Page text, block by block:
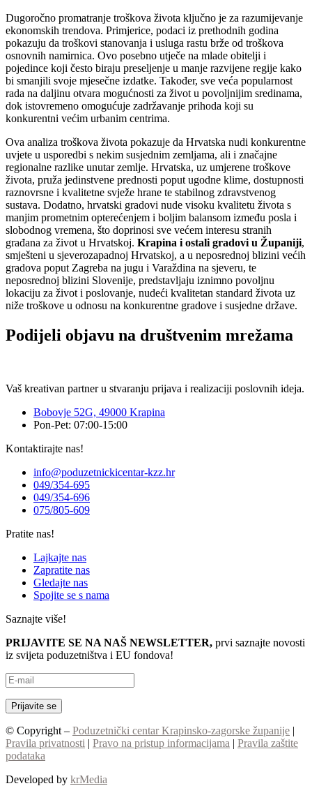
Dugoročno promatranje troškova života ključno je za razumijevanje
ekonomskih trendova. Primjerice, podaci iz prethodnih godina
pokazuju da troškovi stanovanja i usluga rastu brže od troškova
osnovnih namirnica. Ovo posebno utječe na mlade obitelji i
pojedince koji često biraju preseljenje u manje razvijene regije kako
bi smanjili svoje mjesečne izdatke. Također, sve veća popularnost
rada na daljinu otvara mogućnosti za život u povoljnijim sredinama,
dok istovremeno omogućuje zadržavanje prihoda koji su
konkurentni većim urbanim centrima.
Ova analiza troškova života pokazuje da Hrvatska nudi konkurentne
uvjete u usporedbi s nekim susjednim zemljama, ali i značajne
regionalne razlike unutar zemlje. Hrvatska, uz umjerene troškove
života, pruža jedinstvene prednosti poput ugodne klime, dostupnosti
raznovrsne i kvalitetne svježe hrane te stabilnog zdravstvenog
sustava. Dodatno, hrvatski gradovi nude visoku kvalitetu života s
manjim prometnim opterećenjem i boljim balansom između posla i
slobodnog vremena, što doprinosi sve većem interesu stranih
građana za život u Hrvatskoj. Krapina i ostali gradovi u Županiji,
smješteni u sjeverozapadnoj Hrvatskoj, a u neposrednoj blizini većih
gradova poput Zagreba na jugu i Varaždina na sjeveru, te
neposrednoj blizini Slovenije, predstavljaju iznimno povoljnu
lokaciju za život i poslovanje, nudeći kvalitetan standard života uz
niže troškove u odnosu na konkurentne gradove i susjedne države.
Podijeli objavu na društvenim mrežama
Vaš kreativan partner u stvaranju prijava i realizaciji poslovnih ideja.
Bobovje 52G, 49000 Krapina
Pon-Pet: 07:00-15:00
Kontaktirajte nas!
info@poduzetnickicentar-kzz.hr
049/354-695
049/354-696
075/805-609
Pratite nas!
Lajkajte nas
Zapratite nas
Gledajte nas
Spojite se s nama
Saznajte više!
PRIJAVITE SE NA NAŠ NEWSLETTER, prvi saznajte novosti
iz svijeta poduzetništva i EU fondova!
© Copyright – Poduzetnički centar Krapinsko-zagorske županije |
Pravila privatnosti | Pravo na pristup informacijama | Pravila zaštite
podataka
Developed by krMedia